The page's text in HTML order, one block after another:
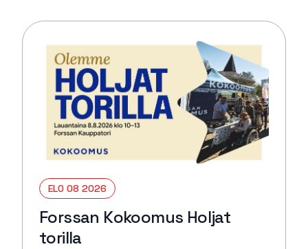
ELO 08 2026
Forssan Kokoomus Holjat
torilla